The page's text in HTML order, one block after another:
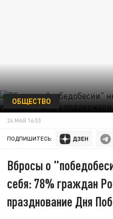
ОБЩЕСТВО
24 МАЯ 16:53
ПОДПИШИТЕСЬ:
Вбросы о
себя: 78% граждан
празднование Дня